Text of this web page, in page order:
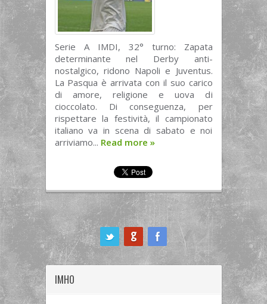
Serie A IMDI, 32° turno: Zapata
determinante nel Derby anti-
nostalgico, ridono Napoli e Juventus.
La Pasqua è arrivata con il suo carico
di amore, religione e uova di
cioccolato. Di conseguenza, per
rispettare la festività, il campionato
italiano va in scena di sabato e noi
arriviamo... Read more »
IMHO